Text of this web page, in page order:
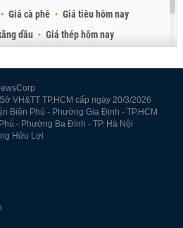
Giá cà phê
Giá tiêu hôm nay
dầu
Giá thép hôm nay
VH&TT TP.HCM cấp ngày 20/3/2026
Biên Phủ - Phường Gia Định - TP.HCM
- Phường Ba Đình - TP. Hà Nội
Hữu Lợi